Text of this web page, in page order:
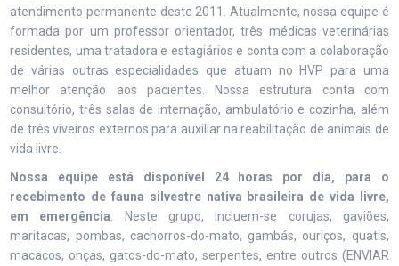
atendimento permanente deste 2011. Atualmente, nossa equipe é
formada por um professor orientador, três médicas veterinárias
residentes, uma tratadora e estagiários e conta com a colaboração
de várias outras especialidades que atuam no HVP para uma
melhor atenção aos pacientes. Nossa estrutura conta com
consultório, três salas de internação, ambulatório e cozinha, além
de três viveiros externos para auxiliar na reabilitação de animais de
vida livre.
Nossa equipe está disponível 24 horas por dia, para o
recebimento de fauna silvestre nativa brasileira de vida livre,
em emergência . Neste grupo, incluem-se corujas, gaviões,
maritacas, pombas, cachorros-do-mato, gambás, ouriços, quatis,
macacos, onças, gatos-do-mato, serpentes, entre outros (ENVIAR